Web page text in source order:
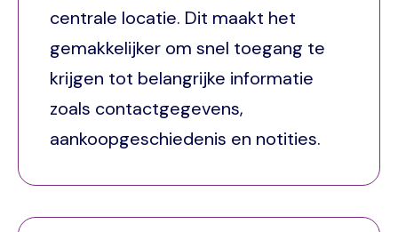
centrale locatie. Dit maakt het
gemakkelijker om snel toegang te
krijgen tot belangrijke informatie
zoals contactgegevens,
aankoopgeschiedenis en notities.